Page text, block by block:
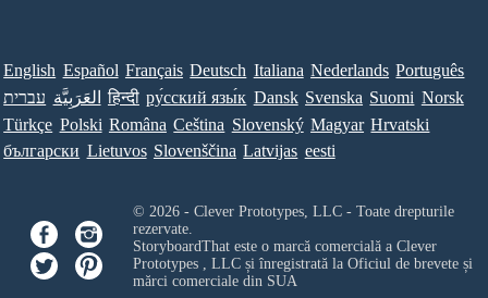
English Español Français Deutsch Italiana Nederlands Português
עברית العَرَبِيَّة हिन्दी ру́сский язы́к Dansk Svenska Suomi Norsk
Türkçe Polski Româna Ceština Slovenský Magyar Hrvatski
български Lietuvos Slovenščina Latvijas eesti
© 2026 - Clever Prototypes, LLC - Toate drepturile
rezervate.
StoryboardThat este o marcă comercială a Clever
Prototypes , LLCși înregistrată la Oficiul de brevete și
mărci comerciale din SUA